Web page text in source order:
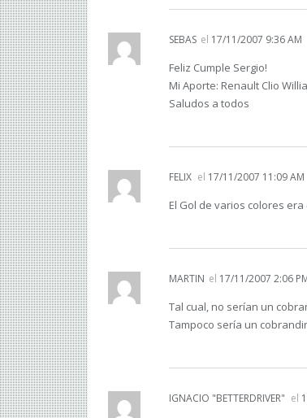
SEBAS el 17/11/2007 9:36 AM
Feliz Cumple Sergio!
Mi Aporte: Renault Clio
Saludos a todos
FELIX el 17/11/2007 11:09 AM
El Gol de varios colores era
MARTIN el 17/11/2007 2:06
Tal cual, no serían un
Tampoco sería un
IGNACIO "BETTERDRIVER" el